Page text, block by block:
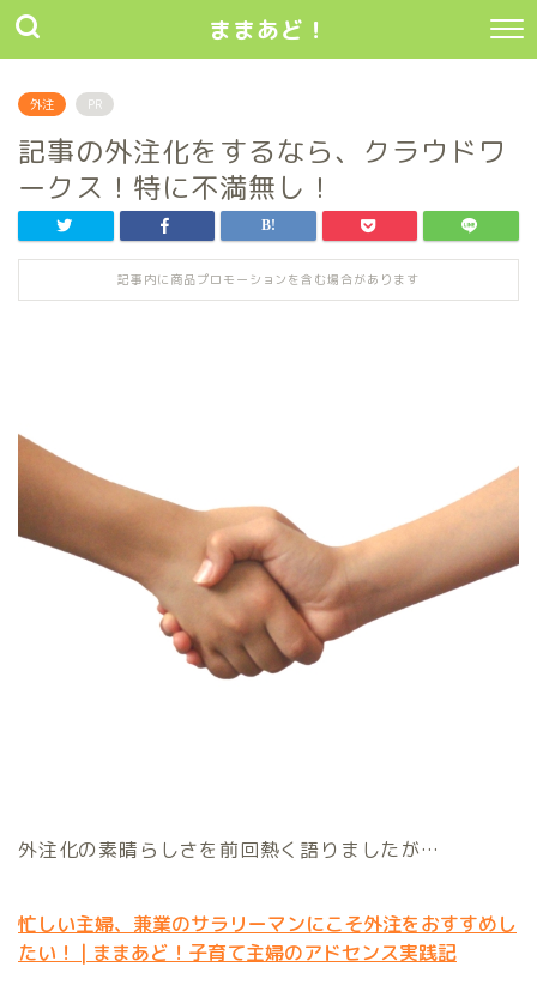
ままあど！
外注 PR
記事の外注化をするなら、クラウドワ
ークス！特に不満無し！
記事内に商品プロモーションを含む場合があります
外注化の素晴らしさを前回熱く語りましたが…
忙しい主婦、兼業のサラリーマンにこそ外注をおすすめし
たい！ | ままあど！子育て主婦のアドセンス実践記